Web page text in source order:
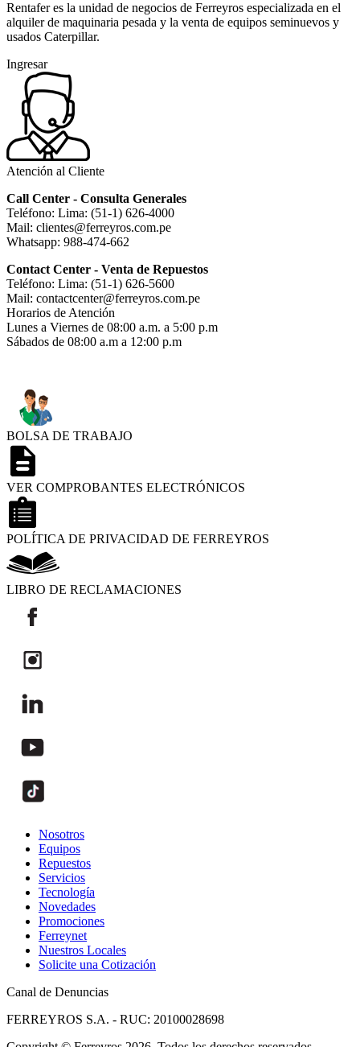
Rentafer es la unidad de negocios de Ferreyros especializada en el
alquiler de maquinaria pesada y la venta de equipos seminuevos y
usados Caterpillar.
Ingresar
Atención al Cliente
Call Center - Consulta Generales
Teléfono: Lima: (51-1) 626-4000
Mail: clientes@ferreyros.com.pe
Whatsapp: 988-474-662
Contact Center - Venta de Repuestos
Teléfono: Lima: (51-1) 626-5600
Mail: contactcenter@ferreyros.com.pe
Horarios de Atención
Lunes a Viernes de 08:00 a.m. a 5:00 p.m
Sábados de 08:00 a.m a 12:00 p.m
BOLSA DE TRABAJO
VER COMPROBANTES ELECTRÓNICOS
POLÍTICA DE PRIVACIDAD DE FERREYROS
LIBRO DE RECLAMACIONES
Nosotros
Equipos
Repuestos
Servicios
Tecnología
Novedades
Promociones
Ferreynet
Nuestros Locales
Solicite una Cotización
Canal de Denuncias
FERREYROS S.A. - RUC: 20100028698